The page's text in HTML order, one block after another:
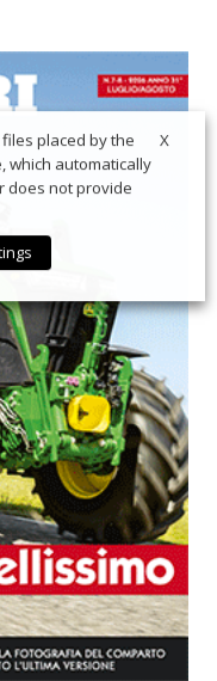
X
placed by the
which automatically
does not provide